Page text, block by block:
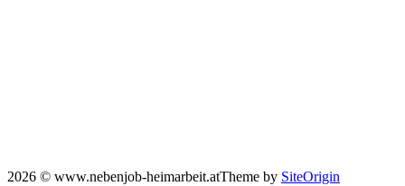
2026 © www.nebenjob-heimarbeit.atTheme by SiteOrigin